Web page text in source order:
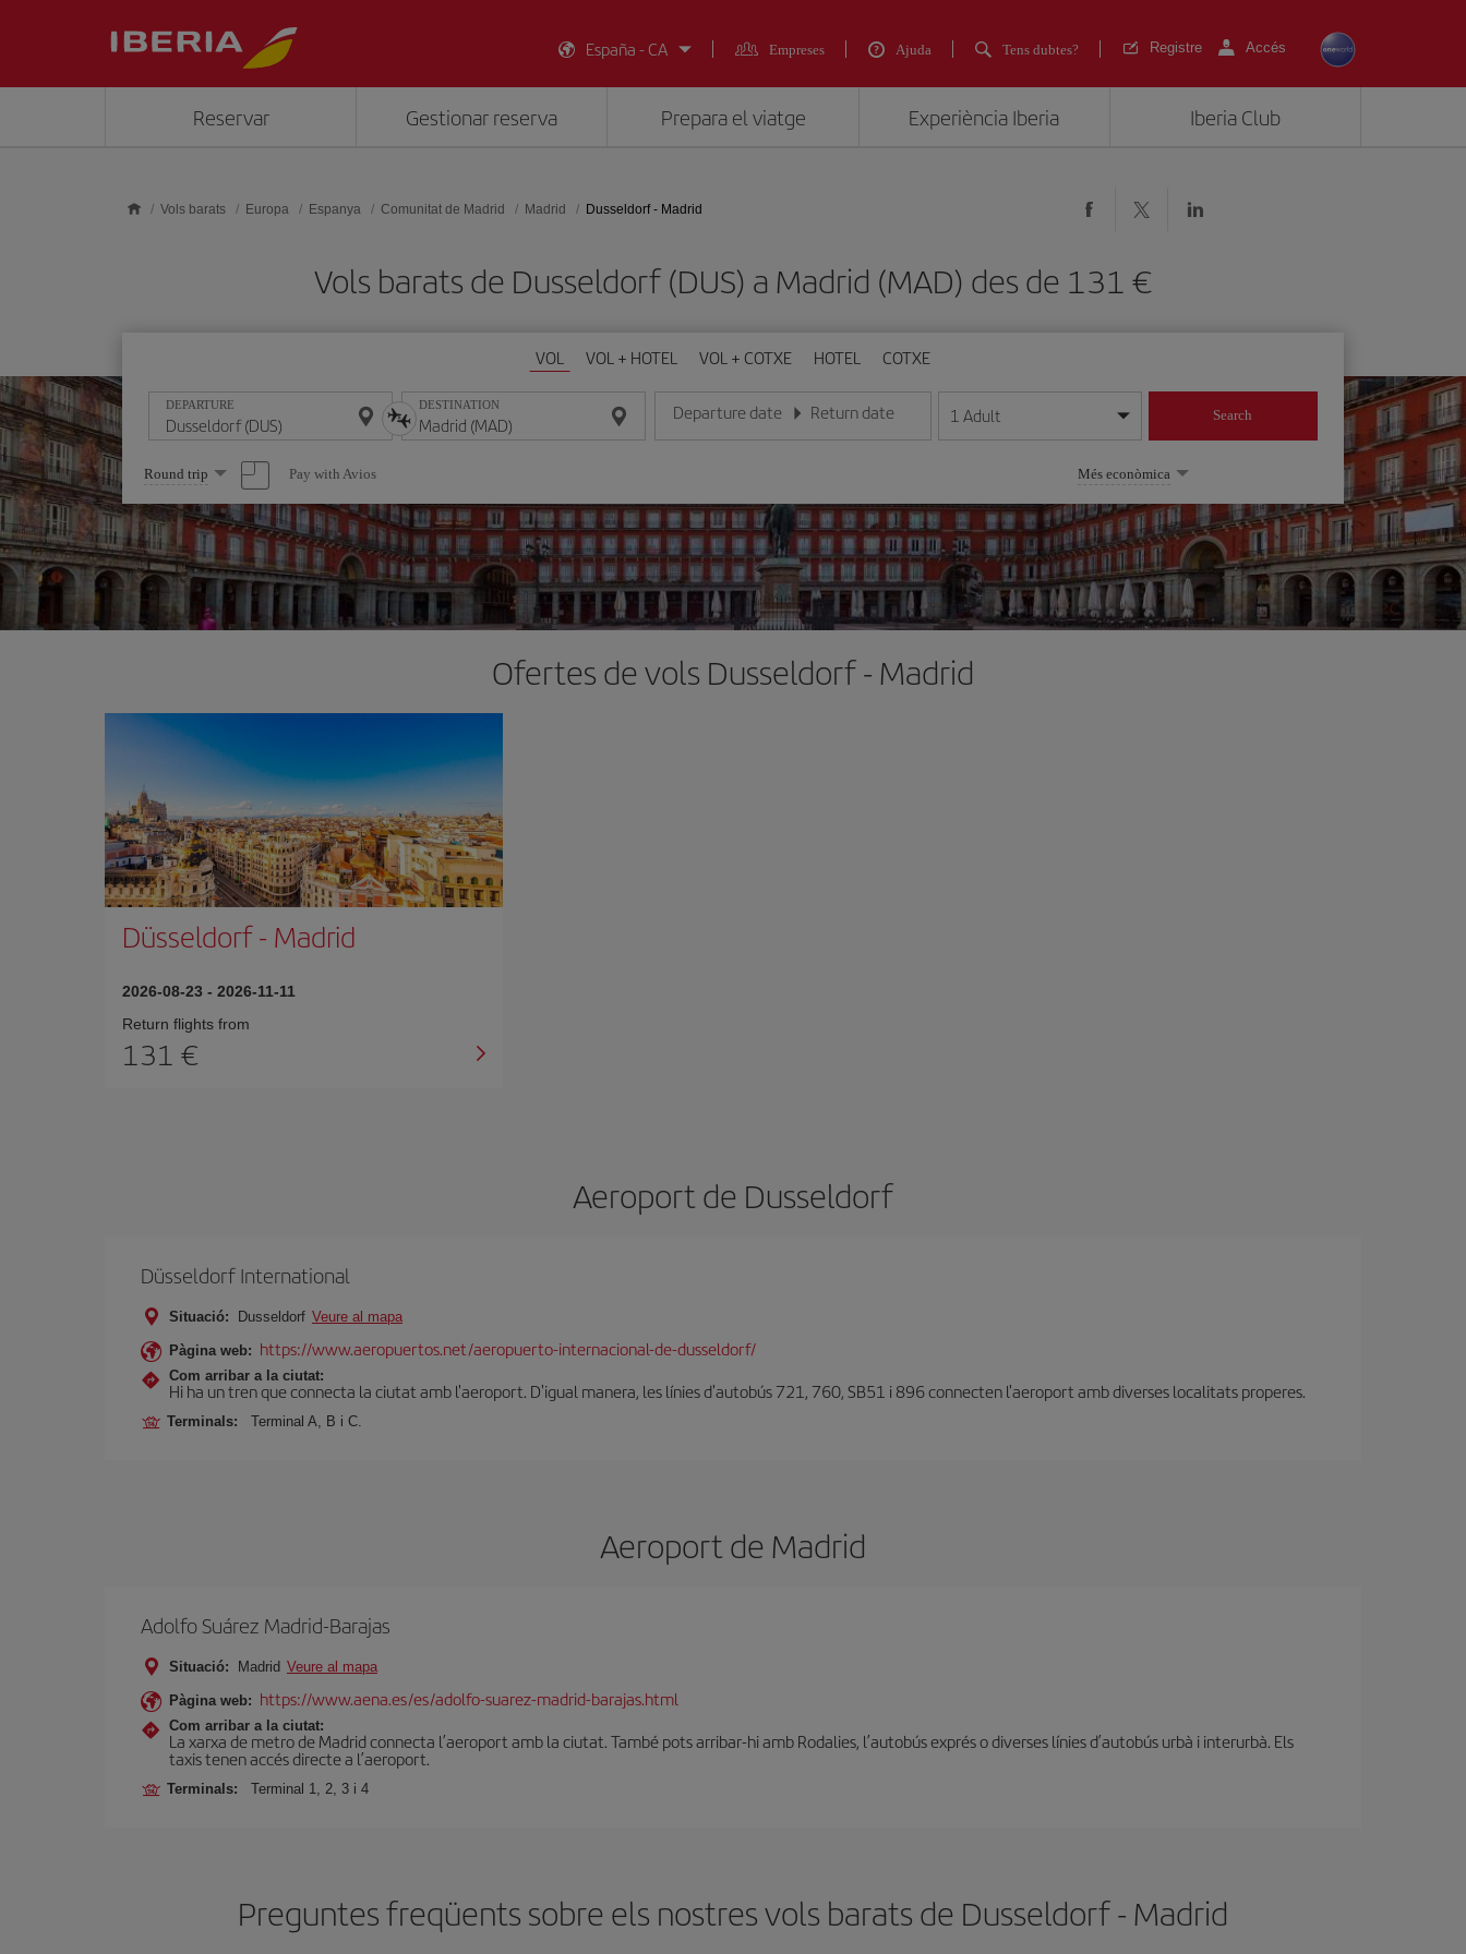
España - CA
Empreses Ajuda Tens dubtes? Registre Accés
Reservar Gestionar reserva Prepara el viatge Experiència Iberia Iberia Club
Vols barats Europa Espanya Comunitat de Madrid Madrid Dusseldorf - Madrid
Vols barats de Dusseldorf (DUS) a Madrid (MAD) des de 131
VOL VOL + HOTEL VOL + COTXE HOTEL COTXE
DEPARTURE DESTINATION Departure date
Introduce la fecha en format dia/mes/any
Return date
Introduce la fecha en format dia/mes/any
1 Adult Search
Select
one
option
Round trip Pay with Avios Més econòmica
Ofertes de vols Dusseldorf - Madrid
Düsseldorf- Madrid
2026-08-23 - 2026-11-11
Return flights from
131
Aeroport de Dusseldorf
Düsseldorf International
Situació: Dusseldorf Veure al mapa
Pàgina web: https://www.aeropuertos.net/aeropuerto-internacional-de-dusseldorf/
Com arribar a la ciutat:
Hi ha un tren que connecta la ciutat amb l'aeroport. D'igual manera, les línies d'autobús 721, 760, SB51 i 896 connecten l'aeroport amb diverses localitats properes.
Terminals: Terminal A, B i C.
Aeroport de Madrid
Adolfo Suárez Madrid-Barajas
Situació: Madrid Veure al mapa
Pàgina web: https://www.aena.es/es/adolfo-suarez-madrid-barajas.html
Com arribar a la ciutat:
La xarxa de metro de Madrid connecta l’aeroport amb la ciutat. També pots arribar-hi amb Rodalies, l’autobús exprés o diverses línies d’autobús urbà i interurbà. Els
taxis tenen accés directe a l’aeroport.
Terminals: Terminal 1, 2, 3 i 4
Preguntes freqüents sobre els nostres vols barats de Dusseldorf - Madrid